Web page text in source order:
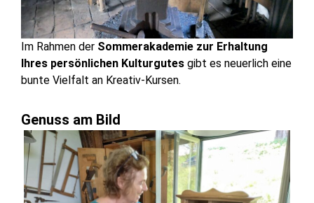
Im Rahmen der Sommerakademie zur Erhaltung
Ihres persönlichen Kulturgutes gibt es neuerlich eine
bunte Vielfalt an Kreativ-Kursen.
Genuss am Bild